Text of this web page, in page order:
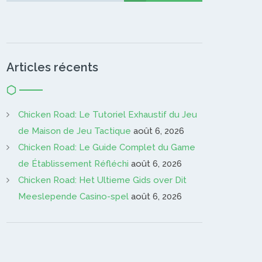
Articles récents
Chicken Road: Le Tutoriel Exhaustif du Jeu
de Maison de Jeu Tactique août 6, 2026
Chicken Road: Le Guide Complet du Game
de Établissement Réfléchi août 6, 2026
Chicken Road: Het Ultieme Gids over Dit
Meeslepende Casino-spel août 6, 2026